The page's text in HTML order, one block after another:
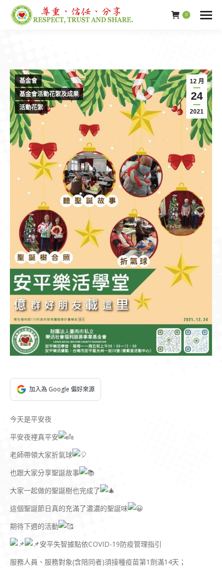
0
12 月
24
2021
基金會
基金會活動花絮及成果
活動花絮
加入為 Google 偏好來源
今天是平安夜
平安夜裡真平安
老師帶領大家折氣球
也跟大家分享聖誕故事
大家一起做的聖誕樹也完成了
這個聖誕節日真的充滿了濃濃的聖誕味
期待下週的活動
安平失智據點依COVID-19防疫管理指引
服務人員、服務對象(含陪同者)須接種疫苗第1劑滿14天；